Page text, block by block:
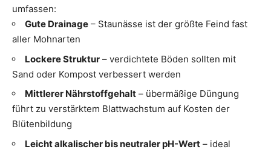
umfassen:
Gute Drainage – Staunässe ist der größte Feind fast
aller Mohnarten
Lockere Struktur – verdichtete Böden sollten mit
Sand oder Kompost verbessert werden
Mittlerer Nährstoffgehalt – übermäßige Düngung
führt zu verstärktem Blattwachstum auf Kosten der
Blütenbildung
Leicht alkalischer bis neutraler pH-Wert – ideal